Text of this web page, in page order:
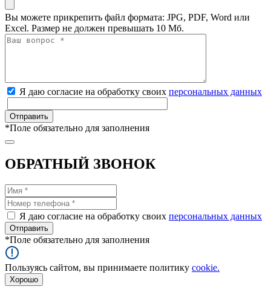
Вы можете прикрепить файл формата: JPG, PDF, Word или
Excel. Размер не должен превышать 10 Мб.
Я даю согласие на обработку своих персональных данных
*Поле обязательно для заполнения
ОБРАТНЫЙ ЗВОНОК
Я даю согласие на обработку своих персональных данных
*Поле обязательно для заполнения
Пользуясь сайтом, вы принимаете политику cookie.
Хорошо